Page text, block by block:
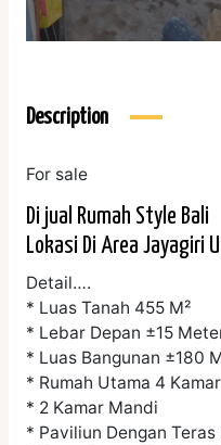
Description
For sale
Di jual Rumah Style Bali
Lokasi Di Area Jayagiri
Detail….
* Luas Tanah 455 M²
* Lebar Depan ±15
* Luas Bangunan ±180
* Rumah Utama 4
* 2 Kamar Mandi
* Paviliun Dengan